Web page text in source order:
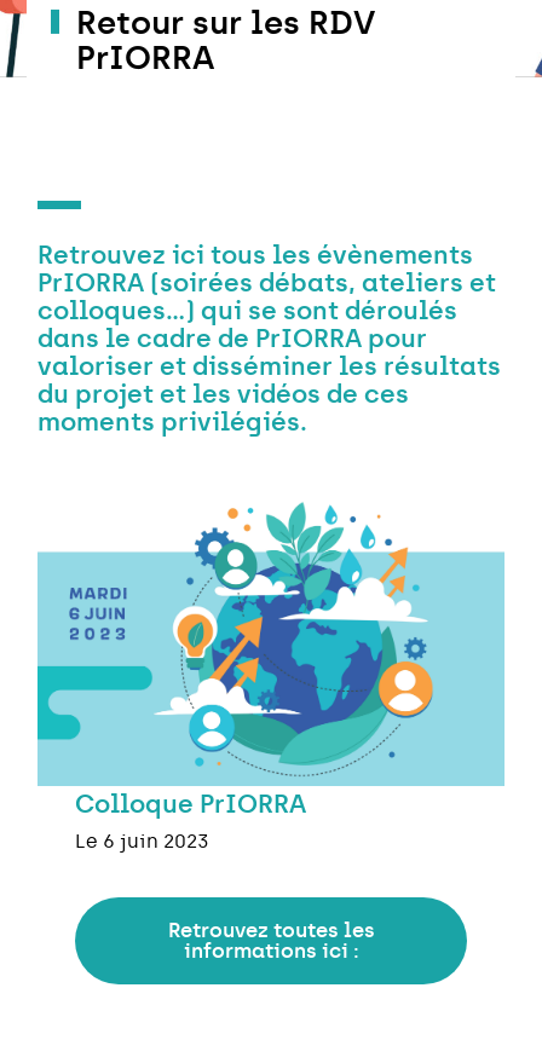
Retour sur les RDV
PrIORRA
Retrouvez ici tous les évènements
PrIORRA (soirées débats, ateliers et
colloques…) qui se sont déroulés
dans le cadre de PrIORRA pour
valoriser et disséminer les résultats
du projet et les vidéos de ces
moments privilégiés.
Colloque PrIORRA
Le 6 juin 2023
Retrouvez toutes les
informations ici :